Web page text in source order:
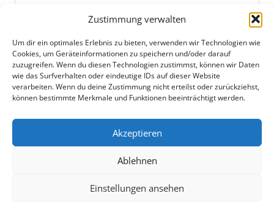
Zustimmung verwalten
Um dir ein optimales Erlebnis zu bieten, verwenden wir Technologien wie
Cookies, um Geräteinformationen zu speichern und/oder darauf
zuzugreifen. Wenn du diesen Technologien zustimmst, können wir Daten
wie das Surfverhalten oder eindeutige IDs auf dieser Website
verarbeiten. Wenn du deine Zustimmung nicht erteilst oder zurückziehst,
können bestimmte Merkmale und Funktionen beeinträchtigt werden.
Akzeptieren
Ablehnen
Einstellungen ansehen